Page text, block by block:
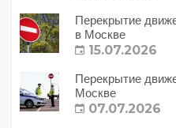
Перекрытие
в Москве
15.07.2026
Перекрытие
Москве
07.07.2026